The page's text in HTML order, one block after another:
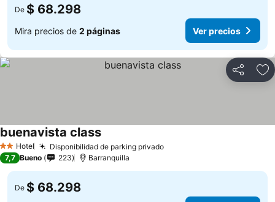
De $ 68.298
Mira precios de 2 páginas Ver precios
Compartir
2 Estrellas
Hotel Disponibilidad de parking privadoVer precios
buenavista classVer precios
7,7 Bueno 223 Barranquilla
De $ 68.298